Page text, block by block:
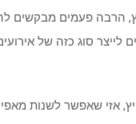
הרבה פעמים מבקשים
לייצר סוג כזה של
אזי שאפשר לשנות